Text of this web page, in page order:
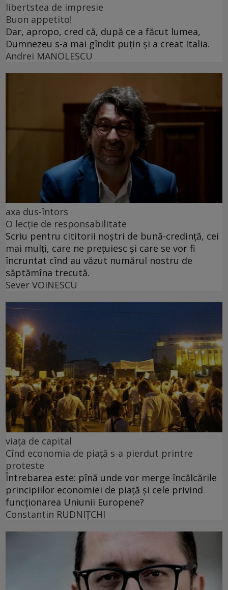
libertstea de impresie
Buon appetito!
Dar, apropo, cred că, după ce a făcut lumea,
Dumnezeu s-a mai gîndit puțin și a creat Italia.
Andrei MANOLESCU
axa dus-întors
O lecție de responsabilitate
Scriu pentru cititorii noștri de bună-credință, cei
mai mulți, care ne prețuiesc și care se vor fi
încruntat cînd au văzut numărul nostru de
săptămîna trecută.
Sever VOINESCU
viața de capital
Cînd economia de piață s-a pierdut printre
proteste
Întrebarea este: pînă unde vor merge încălcările
principiilor economiei de piață și cele privind
funcționarea Uniunii Europene?
Constantin RUDNIŢCHI